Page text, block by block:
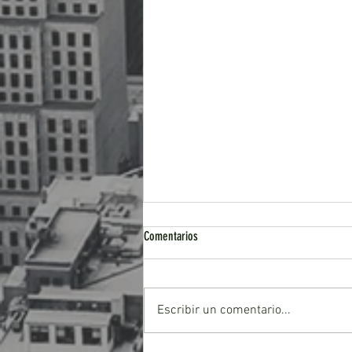
Comentarios
Escribir un comentario...